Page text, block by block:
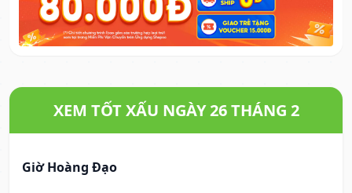
XEM TỐT XẤU NGÀY 26 THÁNG 2
Giờ Hoàng Đạo